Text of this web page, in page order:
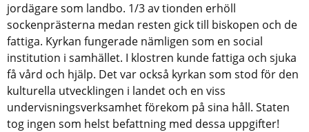
jordägare som landbo. 1/3 av tionden erhöll
sockenprästerna medan resten gick till biskopen och de
fattiga. Kyrkan fungerade nämligen som en social
institution i samhället. I klostren kunde fattiga och sjuka
få vård och hjälp. Det var också kyrkan som stod för den
kulturella utvecklingen i landet och en viss
undervisningsverksamhet förekom på sina håll. Staten
tog ingen som helst befattning med dessa uppgifter!